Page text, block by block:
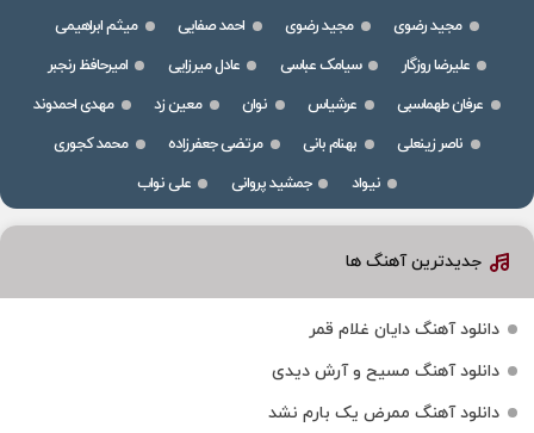
مجید رضوی
مجید رضوی احمد صفایی
میثم ابراهیمی
علیرضا روزگار
سیامک عباسی عادل میرزایی
امیرحافظ رنجبر
عرفان طهماسبی
عرشیاس نوان معین زد
مهدی احمدوند
ناصر زینعلی
بهنام بانی مرتضی جعفرزاده
محمد کجوری
نیواد
جمشید پروانی علی نواب
جدیدترین آهنگ ها
دانلود آهنگ دایان غلام قمر
دانلود آهنگ مسیح و آرش دیدی
دانلود آهنگ ممرض یک بارم نشد